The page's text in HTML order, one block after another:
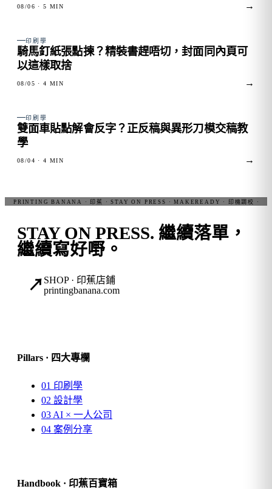
08/06 · 5 MIN →
FIG. 02
印刷學
騎馬釘紙張點揀？精裝書趕唔切，封面同內頁可
以這樣取捨
08/05 · 4 MIN →
FIG. 03
印刷學
雙面車貼點解會反字？正反稿與異形刀模交稿教
學
08/04 · 4 MIN →
STAY ON PRESS. 繼續落單，
繼續寫好嘢。
↗ SHOP · 印蕉店鋪
printingbanana.com
Pillars · 四大專欄
01 印刷學
02 設計學
03 AI × 一人公司
04 案例分享
Handbook · 印蕉百寶箱